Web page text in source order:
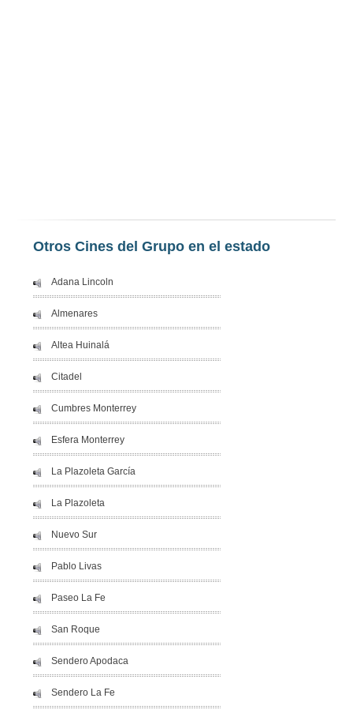
Otros Cines del Grupo en el estado
Adana Lincoln
Almenares
Altea Huinalá
Citadel
Cumbres Monterrey
Esfera Monterrey
La Plazoleta García
La Plazoleta
Nuevo Sur
Pablo Livas
Paseo La Fe
San Roque
Sendero Apodaca
Sendero La Fe